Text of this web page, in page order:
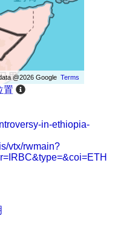
@2026 GoogleTerms
置
in-ethiopia-
vtx/rwmain?